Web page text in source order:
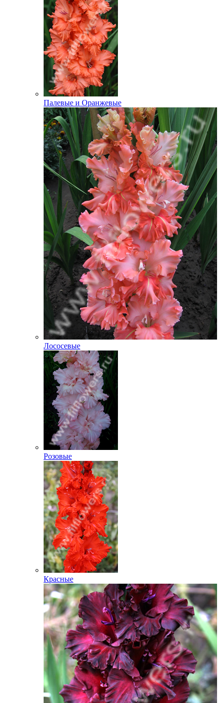
Палевые и Оранжевые
Лососевые
Розовые
Красные